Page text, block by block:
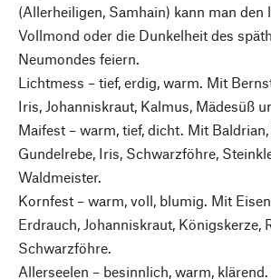
(Allerheiligen, Samhain) kann man den
Vollmond oder die Dunkelheit des
Neumondes feiern.
Lichtmess – tief, erdig, warm. Mit
Iris, Johanniskraut, Kalmus, Mädesüß
Maifest – warm, tief, dicht. Mit
Gundelrebe, Iris, Schwarzföhre,
Waldmeister.
Kornfest – warm, voll, blumig. Mit
Erdrauch, Johanniskraut, Königskerze,
Schwarzföhre.
Allerseelen – besinnlich, warm,